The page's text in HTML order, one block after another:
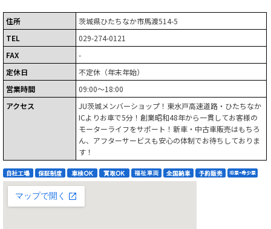
住所
茨城県ひたちなか市馬渡514-5
TEL
029-274-0121
FAX
-
定休日
不定休（年末年始）
営業時間
09:00～18:00
アクセス
JU茨城メンバーショップ！東水戸高速道路・ひたちなか
ICよりお車で5分！創業昭和48年から一貫してお客様の
モーターライフをサポート！新車・中古車販売はもちろ
ん、アフターサービスも安心の体制でお待ちしておりま
す！